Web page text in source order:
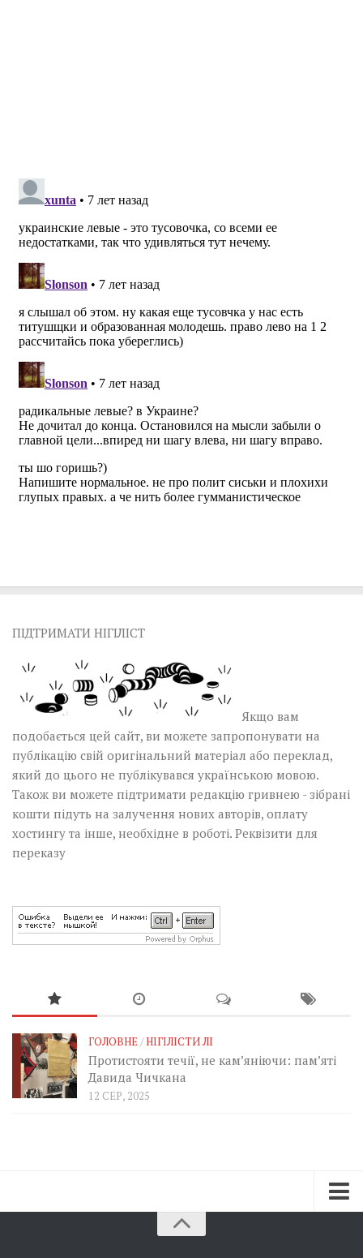
ПІДТРИМАТИ НІГІЛІСТ
Якщо вам
подобається цей сайт, ви можете запропонувати на
публікацію свій оригінальний матеріал або переклад,
який до цього не публікувався українською мовою.
Також ви можете підтримати редакцію гривнею - зібрані
кошти підуть на залучення нових авторів, оплату
хостингу та інше, необхідне в роботі. Реквізити для
переказу
ГОЛОВНЕ/НІГІЛІСТИ ЛІ
Протистояти течії, не кам’яніючи: пам’яті
Давида Чичкана
12 СЕР, 2025